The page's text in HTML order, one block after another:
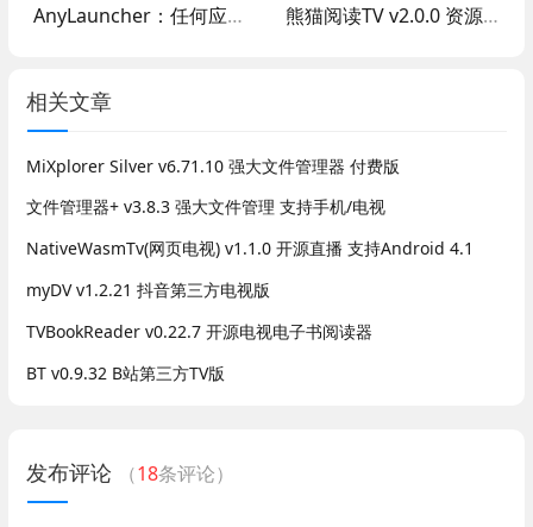
AnyLauncher：任何应用都能做启动器 v1.11 可设置桌面开机自启 熊猫阅读TV v2.0.0 资源丰富 体验大屏阅读
相关文章
MiXplorer Silver v6.71.10 强大文件管理器 付费版
文件管理器+ v3.8.3 强大文件管理 支持手机/电视
NativeWasmTv(网页电视) v1.1.0 开源直播 支持Android 4.1
myDV v1.2.21 抖音第三方电视版
TVBookReader v0.22.7 开源电视电子书阅读器
BT v0.9.32 B站第三方TV版
发布评论 （18条评论）